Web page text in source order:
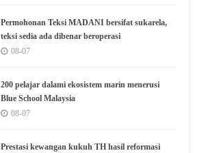
Permohonan Teksi MADANI bersifat sukarela,
teksi sedia ada dibenar beroperasi
08-07
200 pelajar dalami ekosistem marin menerusi
Blue School Malaysia
08-07
Prestasi kewangan kukuh TH hasil reformasi